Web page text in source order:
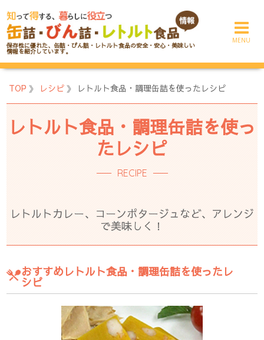
ン
テ
ン
ツ
キ
ッ
プ
保存性に優れた、缶詰・びん詰・レトルト食品の安全・安心・美味しい
情報を紹介しています。
TOP 》 レシピ 》 レトルト食品・調理缶詰を使ったレシピ
レトルト食品・調理缶詰を使っ
たレシピ
RECIPE
レトルトカレー、コーンポタージュなど、アレンジ
で美味しく！
おすすめレトルト食品・調理缶詰を使ったレ
シピ